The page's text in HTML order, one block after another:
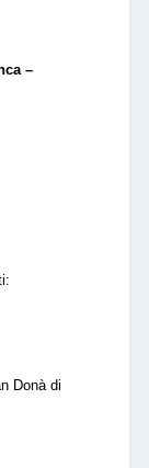
–
Donà di